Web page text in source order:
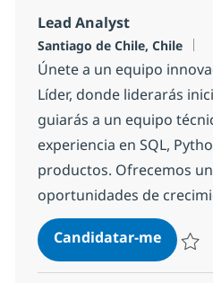
Lead Analyst
Localização
Santiago de Chile, Chile
Únete a un equipo
Líder, donde liderarás
guiarás a un equipo
experiencia en SQL,
productos. Ofrecemos
oportunidades de
Candidatar-meLead